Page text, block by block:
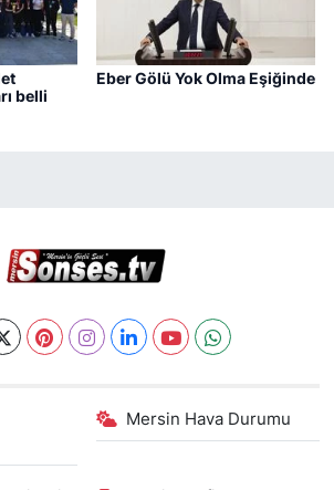
belli
Eber Gölü Yok Olma Eşiğinde
Mersin Hava Durumu